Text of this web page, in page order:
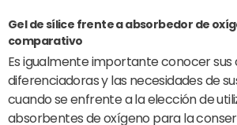
Gel de sílice frente a absorbedor de
comparativo
Es igualmente importante conocer
diferenciadoras y las necesidades de
cuando se enfrente a la elección de
absorbentes de oxígeno para la